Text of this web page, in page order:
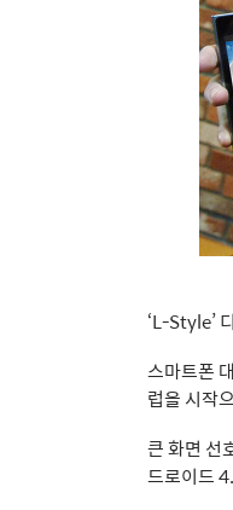
‘L-Style’
스마트폰
럽을 시작
큰 화면 선
드로이드